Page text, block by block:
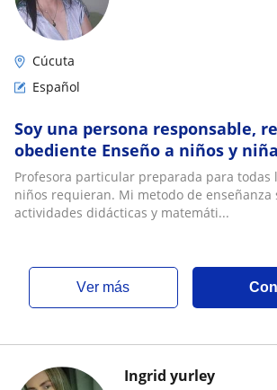
Cúcuta
Español
Soy una persona responsable,
obediente Enseño a niños y niñas de 5 a 6
años
Profesora particular preparada para todas
niños requieran. Mi metodo de enseñanza
actividades didácticas y matemáti...
ver más
Ingrid yurley